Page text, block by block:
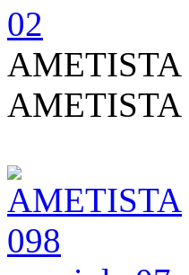
AMETISTA
AMETISTA